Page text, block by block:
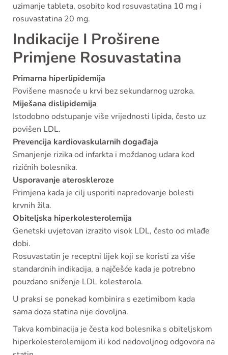
uzimanje tableta, osobito kod rosuvastatina 10 mg i
rosuvastatina 20 mg.
Indikacije I Proširene
Primjene Rosuvastatina
Primarna hiperlipidemija
Povišene masnoće u krvi bez sekundarnog uzroka.
Miješana dislipidemija
Istodobno odstupanje više vrijednosti lipida, često uz
povišen LDL.
Prevencija kardiovaskularnih događaja
Smanjenje rizika od infarkta i moždanog udara kod
rizičnih bolesnika.
Usporavanje ateroskleroze
Primjena kada je cilj usporiti napredovanje bolesti
krvnih žila.
Obiteljska hiperkolesterolemija
Genetski uvjetovan izrazito visok LDL, često od mlađe
dobi.
Rosuvastatin je receptni lijek koji se koristi za više
standardnih indikacija, a najčešće kada je potrebno
pouzdano sniženje LDL kolesterola.
U praksi se ponekad kombinira s ezetimibom kada
sama doza statina nije dovoljna.
Takva kombinacija je česta kod bolesnika s obiteljskom
hiperkolesterolemijom ili kod nedovoljnog odgovora na